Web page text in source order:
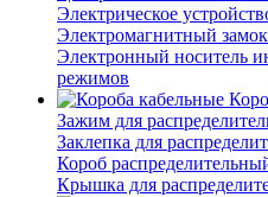
Электрическое
Электромагнитный
Электронный носитель
режимов
Зажим для
Заклепка для
Короб
Крышка для